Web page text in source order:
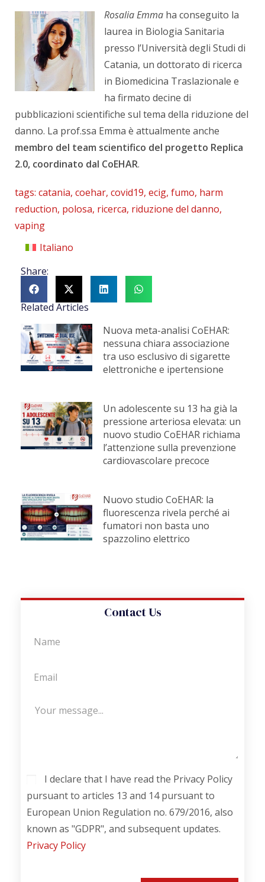
Rosalia Emma ha conseguito la
laurea in Biologia Sanitaria
presso l’Università degli Studi di
Catania, un dottorato di ricerca
in Biomedicina Traslazionale e
ha firmato decine di
pubblicazioni scientifiche sul tema della riduzione del
danno. La prof.ssa Emma è attualmente anche
membro del team scientifico del progetto Replica
2.0, coordinato dal CoEHAR.
tags: catania, coehar, covid19, ecig, fumo, harm
reduction, polosa, ricerca, riduzione del danno,
vaping
Italiano
Share:
Related Articles
Nuova meta-analisi CoEHAR:
nessuna chiara associazione
tra uso esclusivo di sigarette
elettroniche e ipertensione
Un adolescente su 13 ha già la
pressione arteriosa elevata: un
nuovo studio CoEHAR richiama
l’attenzione sulla prevenzione
cardiovascolare precoce
Nuovo studio CoEHAR: la
fluorescenza rivela perché ai
fumatori non basta uno
spazzolino elettrico
Contact Us
I declare that I have read the Privacy Policy
pursuant to articles 13 and 14 pursuant to
European Union Regulation no. 679/2016, also
known as "GDPR", and subsequent updates.
Privacy Policy